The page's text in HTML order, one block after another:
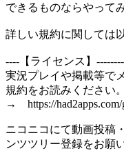
できるものならやって
詳しい規約に関しては
----【ライセンス】
実況プレイや掲載等で
規約をお読みください。
→ https://had2apps.com/
ニコニコにて動画投稿
ンツツリー登録をお願